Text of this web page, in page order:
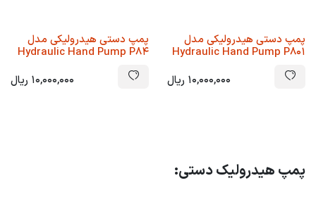
پمپ دستی هیدرولیکی مدل
Hydraulic Hand Pump P801
10,000,000 ریال
پمپ دستی هیدرولیکی مدل
Hydraulic Hand Pump P84
10,000,000 ریال
پمپ هیدرولیک دستی: